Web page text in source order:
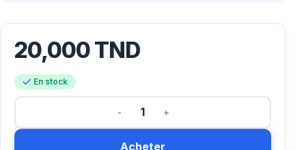
20,000TND
En stock
Acheter